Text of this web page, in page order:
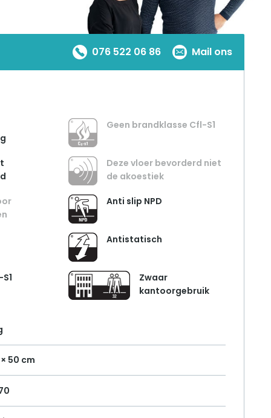
076 522 06 86 Mail ons
Geen brandklasse Cfl-S1
Deze vloer bevorderd niet
de akoestiek
Anti slip NPD
Antistatisch
Zwaar
kantoorgebruik
50 cm